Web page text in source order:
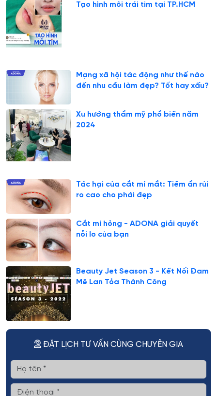
Tạo hình môi trái tim tại TP.HCM
Mạng xã hội tác động như thế nào
đến nhu cầu làm đẹp? Tốt hay xấu?
Xu hướng thẩm mỹ phổ biến năm
2024
Tác hại của cắt mí mắt: Tiềm ẩn rủi
ro cao cho phái đẹp
Cắt mí hỏng - ADONA giải quyết
nỗi lo của bạn
Beauty Jet Season 3 - Kết Nối Đam
Mê Lan Tỏa Thành Công
ĐẶT LỊCH TƯ VẤN CÙNG CHUYÊN GIA